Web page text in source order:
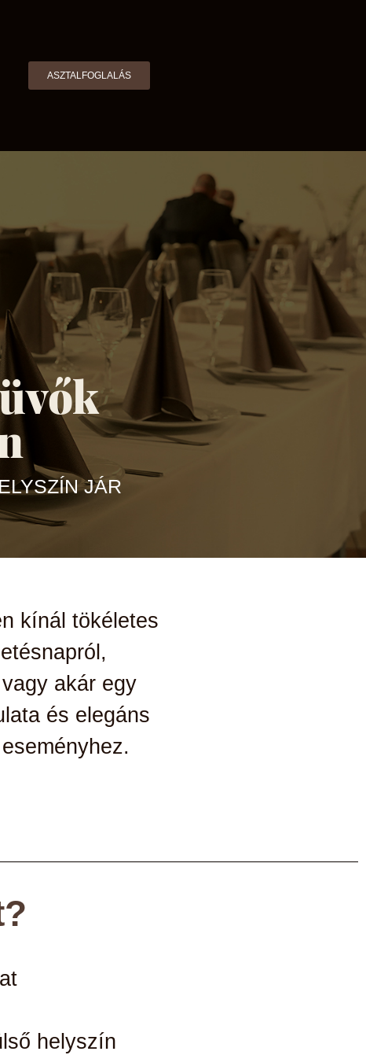
ASZTALFOGLALÁS
JÁR
kínál tökéletes
vagy akár egy
és elegáns
helyszín